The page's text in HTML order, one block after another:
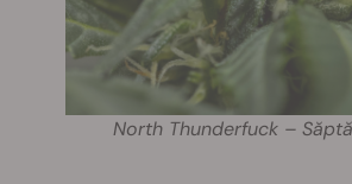
North Thunderfuck –